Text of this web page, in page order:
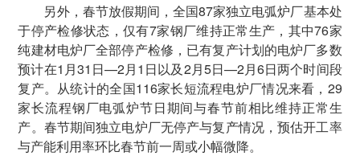
另外，春节放假期间，全国87家独立电弧炉厂基本处
于停产检修状态，仅有7家钢厂维持正常生产，其中76家
纯建材电炉厂全部停产检修，已有复产计划的电炉厂多数
预计在1月31日—2月1日以及2月5日—2月6日两个时间段
复产。从统计的全国116家长短流程电炉厂情况来看，29
家长流程钢厂电弧炉节日期间与春节前相比维持正常生
产。春节期间独立电炉厂无停产与复产情况，预估开工率
与产能利用率环比春节前一周或小幅微降。